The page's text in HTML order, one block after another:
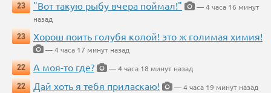
23
"Вот такую рыбу вчера поймал!"
— 4 часа 16 минут
назад
23
Хорош поить голубя колой! это ж голимая химия!
— 4 часа 17 минут назад
22
А моя-то где?
— 4 часа 18 минут назад
22
Дай хоть я тебя приласкаю!
— 4 часа 19 минут назад